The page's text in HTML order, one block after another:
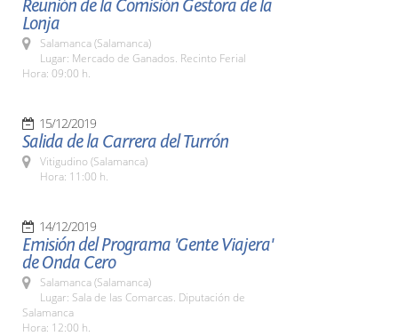
Reunión de la Comisión Gestora de la
Lonja
Salamanca (Salamanca)
Lugar: Mercado de Ganados. Recinto Ferial
Hora: 09:00 h.
15/12/2019
Salida de la Carrera del Turrón
Vitigudino (Salamanca)
Hora: 11:00 h.
14/12/2019
Emisión del Programa 'Gente Viajera'
de Onda Cero
Salamanca (Salamanca)
Lugar: Sala de las Comarcas. Diputación de
Salamanca
Hora: 12:00 h.